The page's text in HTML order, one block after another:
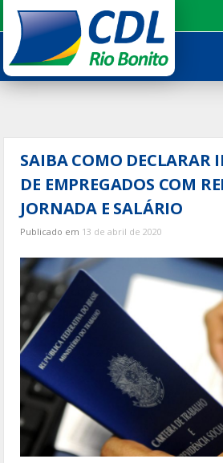
para
conteúdo
SAIBA COMO DECLARAR
DE EMPREGADOS COM
JORNADA E SALÁRIO
Publicado em 13 de abril de 2020